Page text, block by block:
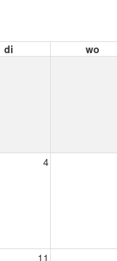
di wo
4
11